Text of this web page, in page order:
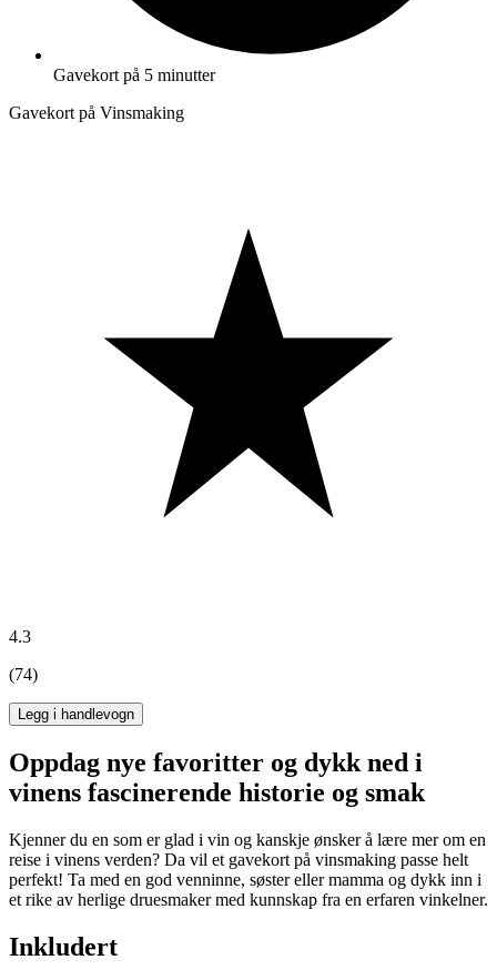
Gavekort på 5 minutter
Gavekort på Vinsmaking
4.3
(74)
Legg i handlevogn
Oppdag nye favoritter og dykk ned i
vinens fascinerende historie og smak
Kjenner du en som er glad i vin og kanskje ønsker å lære mer om en
reise i vinens verden? Da vil et gavekort på vinsmaking passe helt
perfekt! Ta med en god venninne, søster eller mamma og dykk inn i
et rike av herlige druesmaker med kunnskap fra en erfaren vinkelner.
Inkludert